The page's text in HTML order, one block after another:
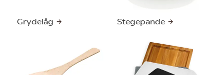
Grydelåg Stegepande